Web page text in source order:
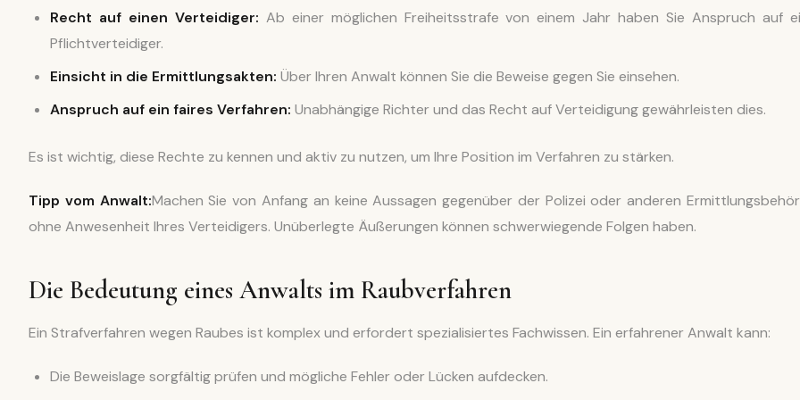
Recht auf einen Verteidiger: Ab einer möglichen Freiheitsstrafe von einem Jahr haben Sie Anspruch auf
Pflichtverteidiger.
Einsicht in die Ermittlungsakten: Über Ihren Anwalt können Sie die Beweise gegen Sie einsehen.
Anspruch auf ein faires Verfahren: Unabhängige Richter und das Recht auf Verteidigung gewährleisten dies.
Es ist wichtig, diese Rechte zu kennen und aktiv zu nutzen, um Ihre Position im Verfahren zu stärken.
Tipp vom Anwalt:Machen Sie von Anfang an keine Aussagen gegenüber der Polizei oder anderen
ohne Anwesenheit Ihres Verteidigers. Unüberlegte Äußerungen können schwerwiegende Folgen haben.
Die Bedeutung eines Anwalts im Raubverfahren
Ein Strafverfahren wegen Raubes ist komplex und erfordert spezialisiertes Fachwissen. Ein erfahrener Anwalt kann:
Die Beweislage sorgfältig prüfen und mögliche Fehler oder Lücken aufdecken.